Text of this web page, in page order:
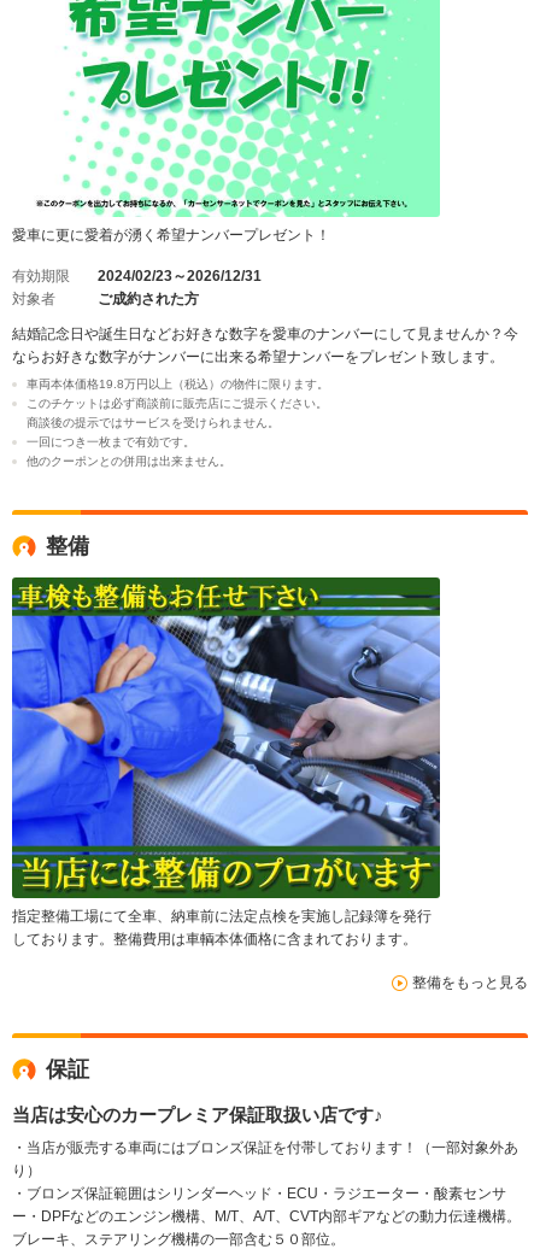
愛車に更に愛着が湧く希望ナンバープレゼント！
有効期限
2024/02/23～2026/12/31
対象者
ご成約された方
結婚記念日や誕生日などお好きな数字を愛車のナンバーにして見ませんか？今
ならお好きな数字がナンバーに出来る希望ナンバーをプレゼント致します。
車両本体価格19.8万円以上（税込）の物件に限ります。
このチケットは必ず商談前に販売店にご提示ください。
商談後の提示ではサービスを受けられません。
一回につき一枚まで有効です。
他のクーポンとの併用は出来ません。
整備
指定整備工場にて全車、納車前に法定点検を実施し記録簿を発行
しております。整備費用は車輌本体価格に含まれております。
整備をもっと見る
保証
当店は安心のカープレミア保証取扱い店です♪
・当店が販売する車両にはブロンズ保証を付帯しております！（一部対象外あ
り）
・ブロンズ保証範囲はシリンダーヘッド・ECU・ラジエーター・酸素センサ
ー・DPFなどのエンジン機構、M/T、A/T、CVT内部ギアなどの動力伝達機構。
ブレーキ、ステアリング機構の一部含む５０部位。